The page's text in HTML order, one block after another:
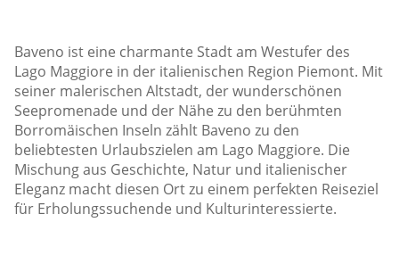
Baveno ist eine charmante Stadt am Westufer des
Lago Maggiore in der italienischen Region Piemont. Mit
seiner malerischen Altstadt, der wunderschönen
Seepromenade und der Nähe zu den berühmten
Borromäischen Inseln zählt Baveno zu den
beliebtesten Urlaubszielen am Lago Maggiore. Die
Mischung aus Geschichte, Natur und italienischer
Eleganz macht diesen Ort zu einem perfekten Reiseziel
für Erholungssuchende und Kulturinteressierte.